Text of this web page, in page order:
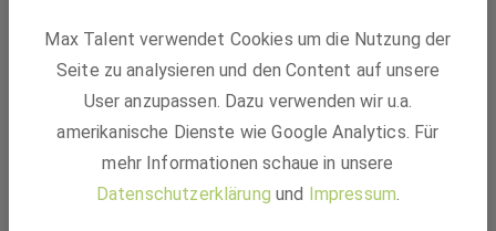
das nach einer Mission, die zu Dir passt? Dann komm an
Bord und gestalte mit uns gemeinsam die Zukunft.
Max Talent verwendet Cookies um die Nutzung der
Seite zu analysieren und den Content auf unsere
User anzupassen. Dazu verwenden wir u.a.
amerikanische Dienste wie Google Analytics. Für
mehr Informationen schaue in unsere
Datenschutzerklärung und Impressum.